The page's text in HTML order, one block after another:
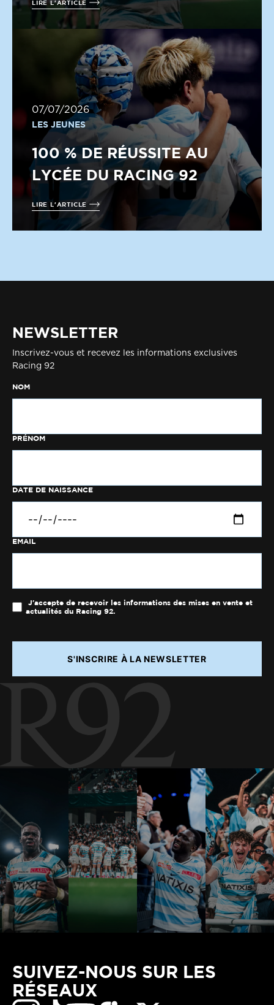
LIRE L'ARTICLE
07/07/2026
LES JEUNES
100 % DE RÉUSSITE AU
LYCÉE DU RACING 92
LIRE L'ARTICLE
NEWSLETTER
Inscrivez-vous et recevez les informations exclusives
Racing 92
NOM
PRÉNOM
DATE DE NAISSANCE
EMAIL
J'accepte de recevoir les informations des mises en vente et
actualités du Racing 92.
S'INSCRIRE À LA NEWSLETTER
SUIVEZ-NOUS SUR LES
RÉSEAUX